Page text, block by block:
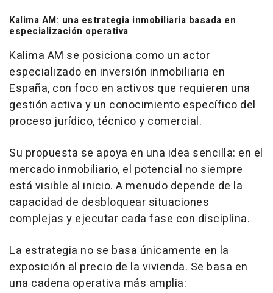
Kalima AM: una estrategia inmobiliaria basada en
especialización operativa
Kalima AM se posiciona como un actor
especializado en inversión inmobiliaria en
España, con foco en activos que requieren una
gestión activa y un conocimiento específico del
proceso jurídico, técnico y comercial.
Su propuesta se apoya en una idea sencilla: en el
mercado inmobiliario, el potencial no siempre
está visible al inicio. A menudo depende de la
capacidad de desbloquear situaciones
complejas y ejecutar cada fase con disciplina.
La estrategia no se basa únicamente en la
exposición al precio de la vivienda. Se basa en
una cadena operativa más amplia: